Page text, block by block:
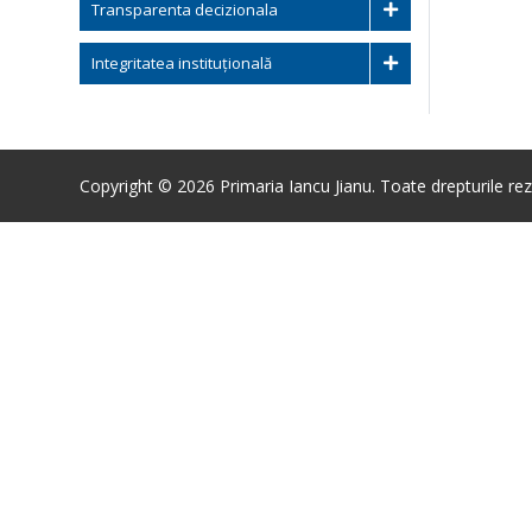
Transparenta decizionala
Integritatea instituțională
Copyright © 2026 Primaria Iancu Jianu. Toate drepturile